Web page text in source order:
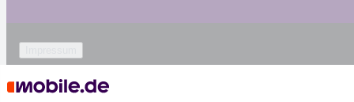
Vertrag widerrufen